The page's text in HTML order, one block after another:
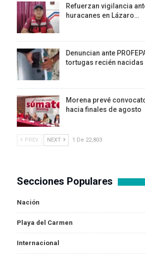
Refuerzan vigilancia
huracanes en Lázaro…
Denuncian ante
tortugas recién nacidas
Morena prevé
hacia finales de agosto
PREV NEXT 1 De 22,803
Secciones Populares
Nación
Playa del Carmen
Internacional